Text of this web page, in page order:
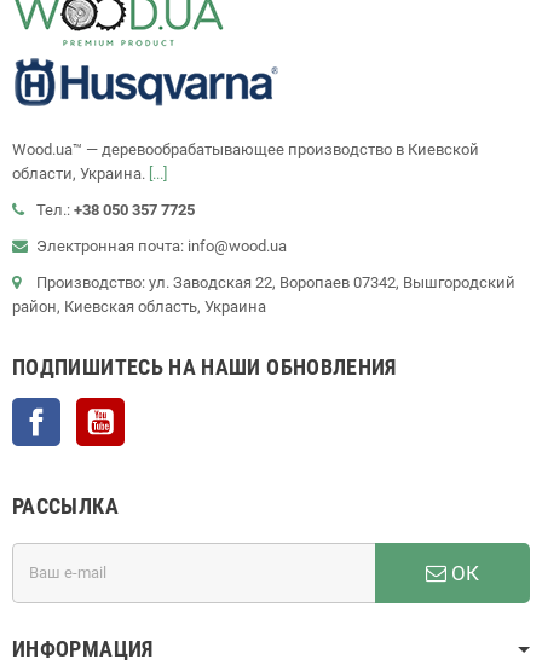
Wood.ua™ — деревообрабатывающее производство в Киевской
области, Украина. [...]
Тел.: +38 050 357 7725
Электронная почта: info@wood.ua
Производство: ул. Заводская 22, Воропаев 07342, Вышгородский
район, Киевская область, Украина
ПОДПИШИТЕСЬ НА НАШИ ОБНОВЛЕНИЯ
Facebook
РАССЫЛКА
ОК
ИНФОРМАЦИЯ